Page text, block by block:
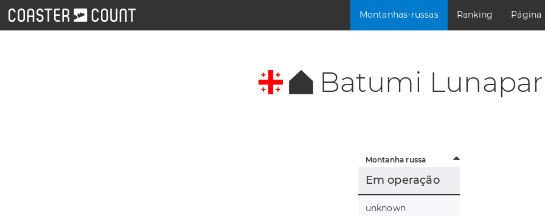
Montanhas-russas Ranking Página
Batumi
Montanha russa
Em operação
unknown